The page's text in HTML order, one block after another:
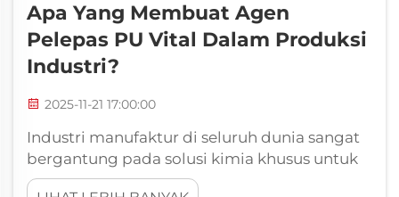
Apa Yang Membuat Agen
Pelepas PU Vital Dalam Produksi
Industri?
2025-11-21 17:00:00
Industri manufaktur di seluruh dunia sangat
bergantung pada solusi kimia khusus untuk
mengoptimalkan proses produksi dan